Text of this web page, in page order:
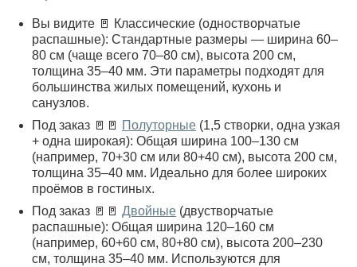
Вы видите 🚪 Классические (одностворчатые
распашные): Стандартные размеры — ширина 60–
80 см (чаще всего 70–80 см), высота 200 см,
толщина 35–40 мм. Эти параметры подходят для
большинства жилых помещений, кухонь и
санузлов.
Под заказ 🚪🚪 Полуторные (1,5 створки, одна узкая
+ одна широкая): Общая ширина 100–130 см
(например, 70+30 см или 80+40 см), высота 200 см,
толщина 35–40 мм. Идеально для более широких
проёмов в гостиных.
Под заказ 🚪🚪 Двойные (двустворчатые
распашные): Общая ширина 120–160 см
(например, 60+60 см, 80+80 см), высота 200–230
см, толщина 35–40 мм. Используются для